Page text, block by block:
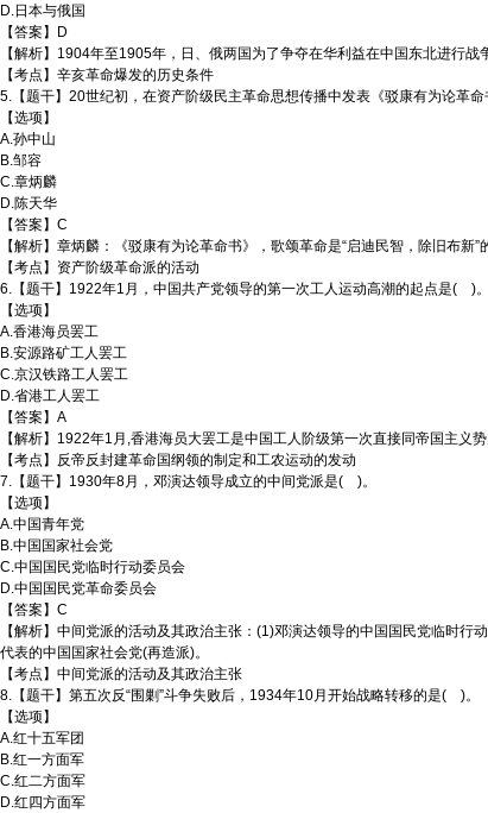
D.日本与俄国
【答案】D
【解析】1904年至1905年，日、俄两国为了争夺在华利益在中国东北进行战
【考点】辛亥革命爆发的历史条件
5.【题干】20世纪初，在资产阶级民主革命思想传播中发表《驳康有为论革
【选项】
A.孙中山
B.邹容
C.章炳麟
D.陈天华
【答案】C
【解析】章炳麟：《驳康有为论革命书》，歌颂革命是“启迪民智，除旧布新
【考点】资产阶级革命派的活动
6.【题干】1922年1月，中国共产党领导的第一次工人运动高潮的起点是( )。
【选项】
A.香港海员罢工
B.安源路矿工人罢工
C.京汉铁路工人罢工
D.省港工人罢工
【答案】A
【解析】1922年1月,香港海员大罢工是中国工人阶级第一次直接同帝国主义
【考点】反帝反封建革命国纲领的制定和工农运动的发动
7.【题干】1930年8月，邓演达领导成立的中间党派是( )。
【选项】
A.中国青年党
B.中国国家社会党
C.中国国民党临时行动委员会
D.中国国民党革命委员会
【答案】C
【解析】中间党派的活动及其政治主张：(1)邓演达领导的中国国民党临时
代表的中国国家社会党(再造派)。
【考点】中间党派的活动及其政治主张
8.【题干】第五次反“围剿”斗争失败后，1934年10月开始战略转移的是( )。
【选项】
A.红十五军团
B.红一方面军
C.红二方面军
D.红四方面军